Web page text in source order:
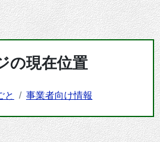
の現在位置
と 事業者向け情報